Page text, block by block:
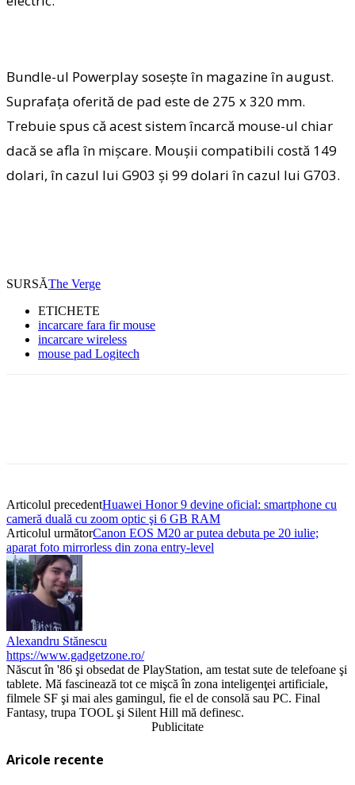
Bundle-ul Powerplay soseşte în magazine în august.
Suprafaţa oferită de pad este de 275 x 320 mm.
Trebuie spus că acest sistem încarcă mouse-ul chiar
dacă se afla în mişcare. Mouşii compatibili costă 149
dolari, în cazul lui G903 şi 99 dolari în cazul lui G703.
SURSĂThe Verge
ETICHETE
incarcare fara fir mouse
incarcare wireless
mouse pad Logitech
Articolul precedentHuawei Honor 9 devine oficial: smartphone cu
cameră duală cu zoom optic şi 6 GB RAM
Articolul următorCanon EOS M20 ar putea debuta pe 20 iulie;
aparat foto mirrorless din zona entry-level
Alexandru Stănescu
https://www.gadgetzone.ro/
Născut în '86 şi obsedat de PlayStation, am testat sute de telefoane şi
tablete. Mă fascinează tot ce mişcă în zona inteligenţei artificiale,
filmele SF şi mai ales gamingul, fie el de consolă sau PC. Final
Fantasy, trupa TOOL şi Silent Hill mă definesc.
Publicitate
Aricole recente